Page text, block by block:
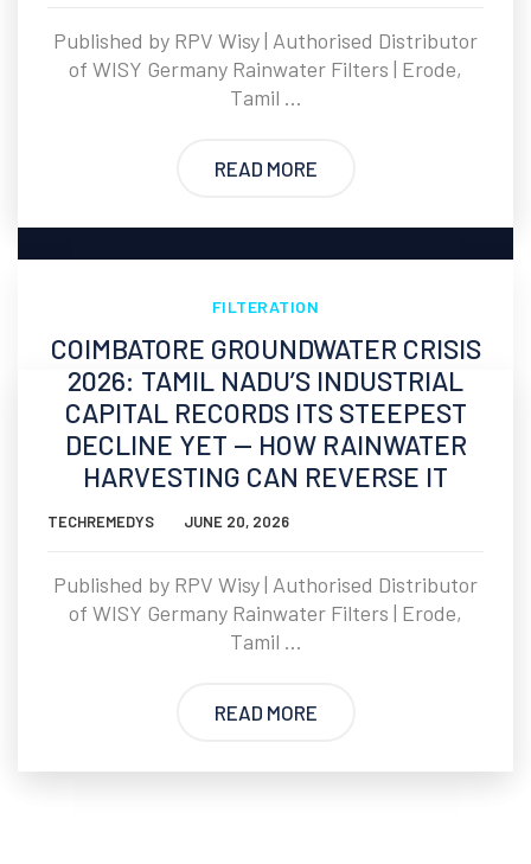
Published by RPV Wisy | Authorised Distributor
of WISY Germany Rainwater Filters | Erode,
Tamil ...
READ MORE
FILTERATION
COIMBATORE GROUNDWATER CRISIS
2026: TAMIL NADU’S INDUSTRIAL
CAPITAL RECORDS ITS STEEPEST
DECLINE YET — HOW RAINWATER
HARVESTING CAN REVERSE IT
TECHREMEDYS JUNE 20, 2026
Published by RPV Wisy | Authorised Distributor
of WISY Germany Rainwater Filters | Erode,
Tamil ...
READ MORE